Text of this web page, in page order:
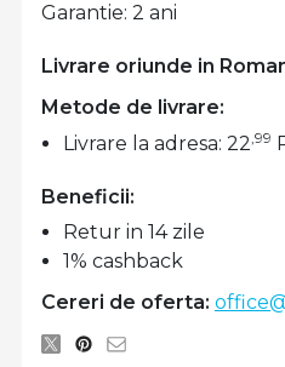
Livrare oriunde in
Metode de livrare:
Livrare la adresa: 22,99
Garantie: 2 ani
Beneficii:
Retur in 14 zile
1% cashback
Cereri de oferta: